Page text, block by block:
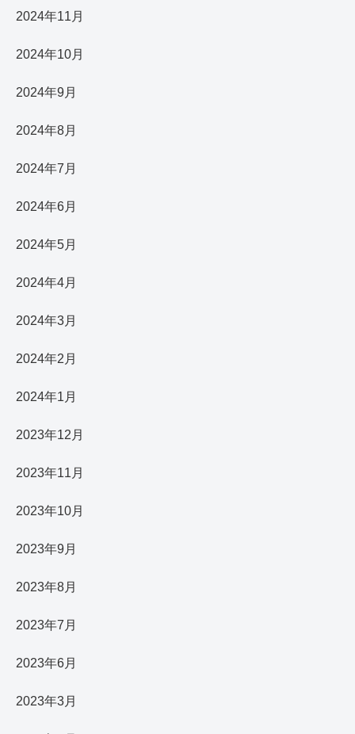
2024年11月
2024年10月
2024年9月
2024年8月
2024年7月
2024年6月
2024年5月
2024年4月
2024年3月
2024年2月
2024年1月
2023年12月
2023年11月
2023年10月
2023年9月
2023年8月
2023年7月
2023年6月
2023年3月